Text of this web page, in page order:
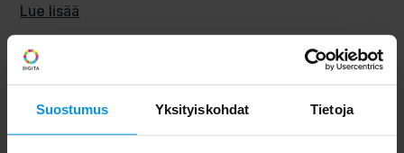
Suostumus Yksityiskohdat Tietoja
Lue lisää